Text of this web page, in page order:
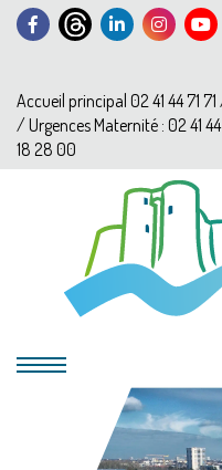
Accueil principal 02 41 44 71
/ Urgences Maternité : 02 41
18 28 00